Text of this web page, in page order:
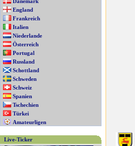
England
Frankreich
Italien
Niederlande
Österreich
Portugal
Russland
Schottland
Schweden
Schweiz
Spanien
Tschechien
Türkei
Amateurligen
Live-Ticker